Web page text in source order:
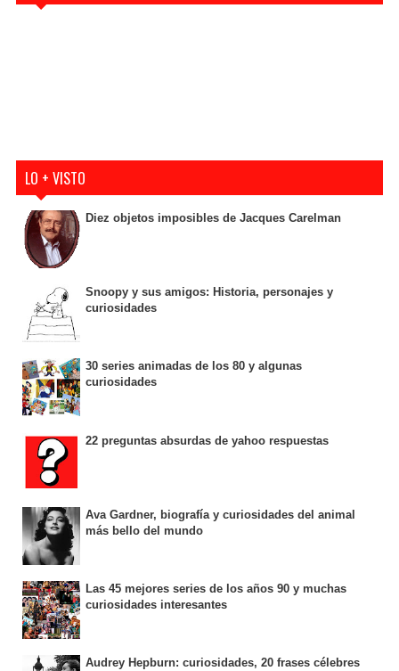
LO + VISTO
Diez objetos imposibles de Jacques Carelman
Snoopy y sus amigos: Historia, personajes y
curiosidades
30 series animadas de los 80 y algunas
curiosidades
22 preguntas absurdas de yahoo respuestas
Ava Gardner, biografía y curiosidades del animal
más bello del mundo
Las 45 mejores series de los años 90 y muchas
curiosidades interesantes
Audrey Hepburn: curiosidades, 20 frases célebres